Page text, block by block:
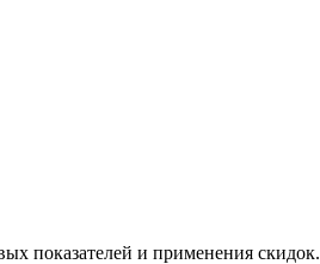
показателей и применения скидок.